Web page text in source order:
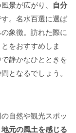
景が広がり、 自分
す。名水百選に選ば
象徴。訪れた際に
をおすすめしま
静かなひとときを
となるでしょう。
自然や観光スポッ
地元の風土を感じる